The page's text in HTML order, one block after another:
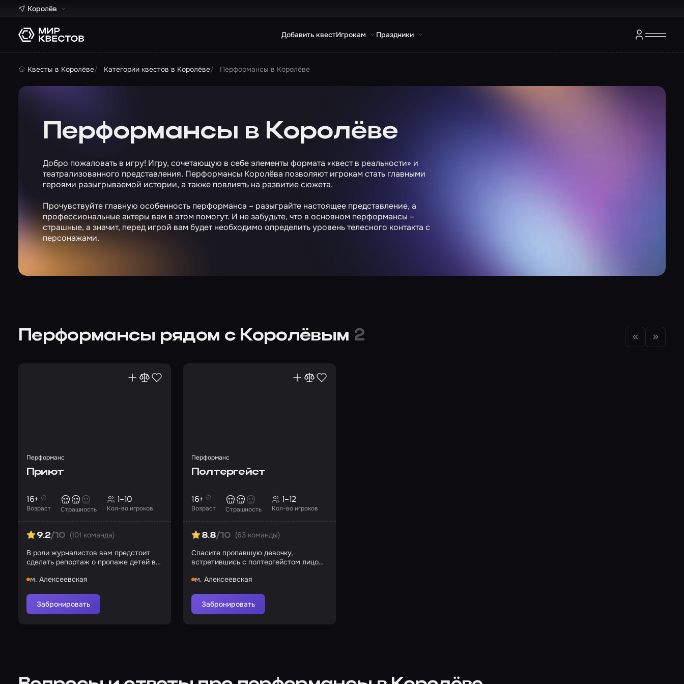
Королёв
Добавить квестИгрокам Праздники
Квесты в Королёве Категории квестов в Королёве Перформансы в Королёве
Перформансы в Королёве
Добро пожаловать в игру! Игру, сочетающую в себе элементы формата «квест в реальности» и
театрализованного представления. Перформансы Королёва позволяют игрокам стать главными
героями разыгрываемой истории, а также повлиять на развитие сюжета.
Прочувствуйте главную особенность перформанса – разыграйте настоящее представление, а
профессиональные актеры вам в этом помогут. И не забудьте, что в основном перформансы –
страшные, а значит, перед игрой вам будет необходимо определить уровень телесного контакта с
персонажами.
Перформансы рядом с Королёвым 2
Перформанс
Приют
Возраст
16+
Страшность Кол-во игроков
1–10
9.2/10 (101 команда)
В роли журналистов вам предстоит
сделать репортаж о пропаже детей в
м. Алексеевская
Забронировать
Перформанс
Полтергейст
Возраст
16+
Страшность Кол-во игроков
1–12
8.8/10 (63 команды)
Спасите пропавшую девочку,
встретившись с полтергейстом лицом
м. Алексеевская
Забронировать